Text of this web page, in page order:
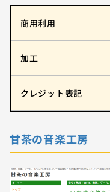
商用利用
加工
クレジット表記
甘茶の音楽工房